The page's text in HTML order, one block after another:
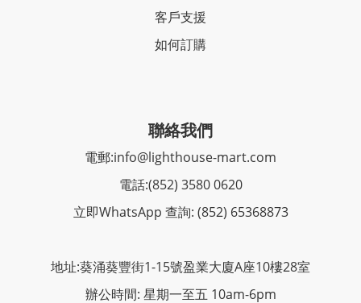
客戶支援
如何訂購
聯絡我們
電郵:info@lighthouse-mart.com
電話:(852) 3580 0620
立即WhatsApp 查詢: (852) 65368873
地址:葵涌葵豐街1-15號盈業大廈A座10樓28室
辦公時間: 星期一至五 10am-6pm